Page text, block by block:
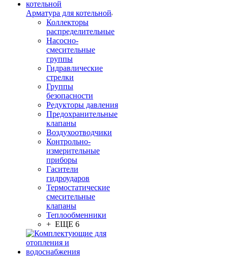
Арматура для котельной
Коллекторы
распределительные
Насосно-
смесительные
группы
Гидравлические
стрелки
Группы
безопасности
Редукторы давления
Предохранительные
клапаны
Воздухоотводчики
Контрольно-
измерительные
приборы
Гасители
гидроударов
Термостатические
смесительные
клапаны
Теплообменники
+ ЕЩЕ 6